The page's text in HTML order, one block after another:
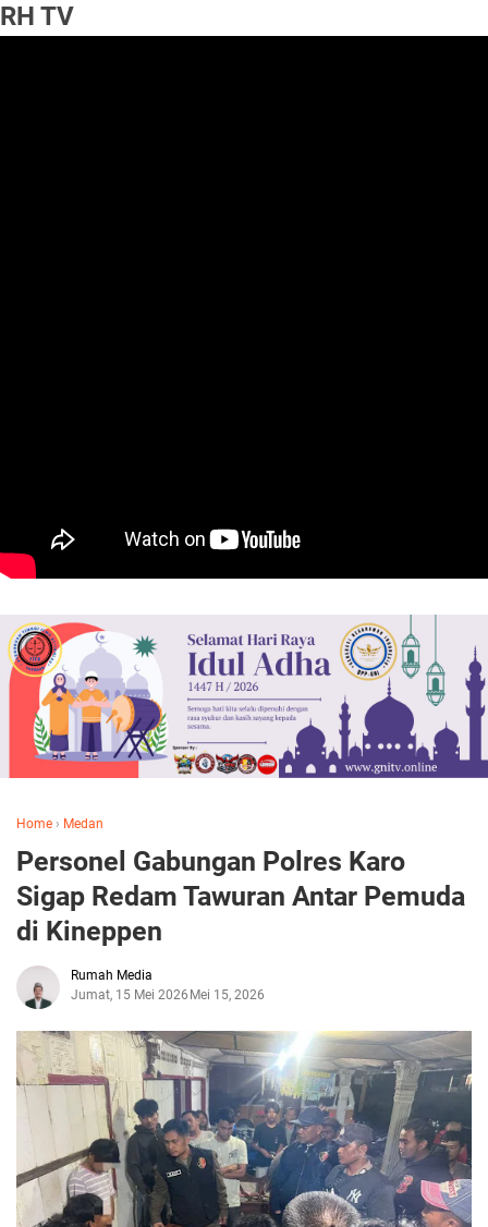
RH TV
Home › Medan
Personel Gabungan Polres Karo
Sigap Redam Tawuran Antar Pemuda
di Kineppen
Rumah Media
Jumat, 15 Mei 2026 Mei 15, 2026